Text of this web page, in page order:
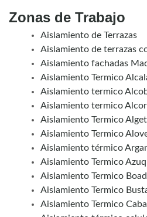
Zonas de Trabajo
Aislamiento de Terrazas
Aislamiento de terrazas
Aislamiento fachadas
Aislamiento Termico
Aislamiento termico
Aislamiento termico
Aislamiento Termico
Aislamiento Termico
Aislamiento térmico
Aislamiento Termico
Aislamiento Termico
Aislamiento Termico
Aislamiento Termico